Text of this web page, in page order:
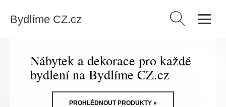
Bydlíme CZ.cz Vyhledávání
Nábytek a dekorace pro každé
bydlení na Bydlíme CZ.cz
PROHLÉDNOUT PRODUKTY »